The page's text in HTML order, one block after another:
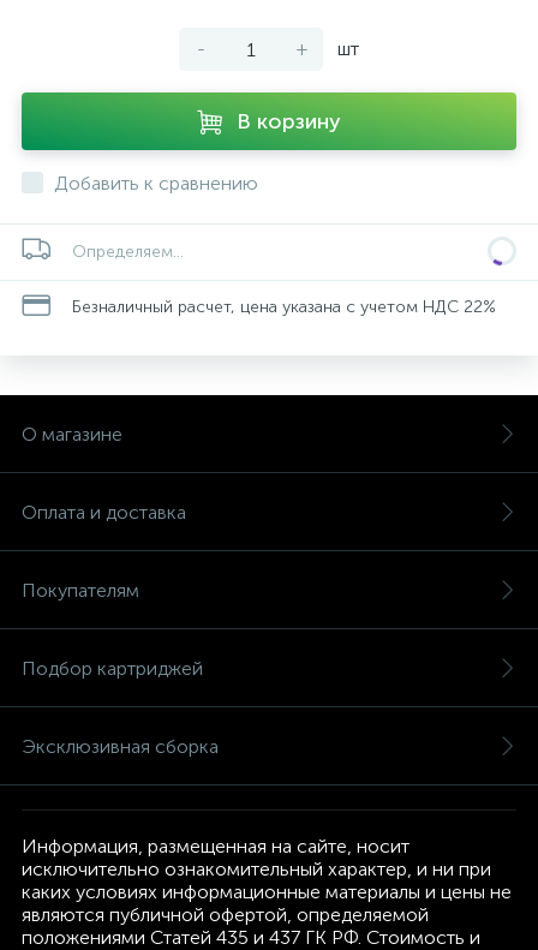
- + шт
В корзину
Добавить к сравнению
Определяем...
Безналичный расчет, цена указана с учетом НДС 22%
О магазине
Оплата и доставка
Покупателям
Подбор картриджей
Эксклюзивная сборка
Информация, размещенная на сайте, носит
исключительно ознакомительный характер, и ни при
каких условиях информационные материалы и цены не
являются публичной офертой, определяемой
положениями Статей 435 и 437 ГК РФ. Стоимость и